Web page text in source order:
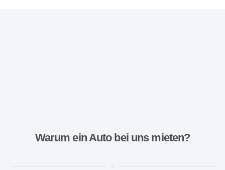
Warum ein Auto bei uns mieten?